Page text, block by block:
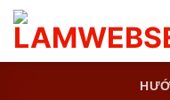
Bỏ
qua